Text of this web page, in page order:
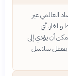
العالمي عبر
أي
أن يؤدي إلى
ويعطل سلاسل